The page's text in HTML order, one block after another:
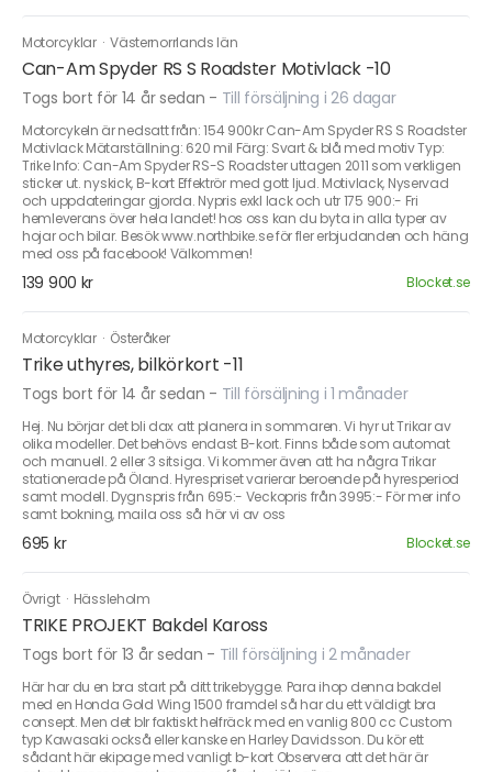
Motorcyklar ·Västernorrlands län
Can-Am Spyder RS S Roadster Motivlack -10
Togs bort för 14 år sedan - Till försäljning i 26 dagar
Motorcykeln är nedsatt från: 154 900kr Can-Am Spyder RS S Roadster
Motivlack Mätarställning: 620 mil Färg: Svart & blå med motiv Typ:
Trike Info: Can-Am Spyder RS-S Roadster uttagen 2011 som verkligen
sticker ut. nyskick, B-kort Effektrör med gott ljud. Motivlack, Nyservad
och uppdateringar gjorda. Nypris exkl lack och utr 175 900:- Fri
hemleverans över hela landet! hos oss kan du byta in alla typer av
hojar och bilar. Besök www.northbike.se för fler erbjudanden och häng
med oss på facebook! Välkommen!
139 900 kr Blocket.se
Motorcyklar · Österåker
Trike uthyres, bilkörkort -11
Togs bort för 14 år sedan - Till försäljning i 1 månader
Hej. Nu börjar det bli dax att planera in sommaren. Vi hyr ut Trikar av
olika modeller. Det behövs endast B-kort. Finns både som automat
och manuell. 2 eller 3 sitsiga. Vi kommer även att ha några Trikar
stationerade på Öland. Hyrespriset varierar beroende på hyresperiod
samt modell. Dygnspris från 695:- Veckopris från 3995:- För mer info
samt bokning, maila oss så hör vi av oss
695 kr Blocket.se
Övrigt · Hässleholm
TRIKE PROJEKT Bakdel Kaross
Togs bort för 13 år sedan - Till försäljning i 2 månader
Här har du en bra start på ditt trikebygge. Para ihop denna bakdel
med en Honda Gold Wing 1500 framdel så har du ett väldigt bra
consept. Men det blr faktiskt helfräck med en vanlig 800 cc Custom
typ Kawasaki också eller kanske en Harley Davidsson. Du kör ett
sådant här ekipage med vanligt b-kort Observera att det här är